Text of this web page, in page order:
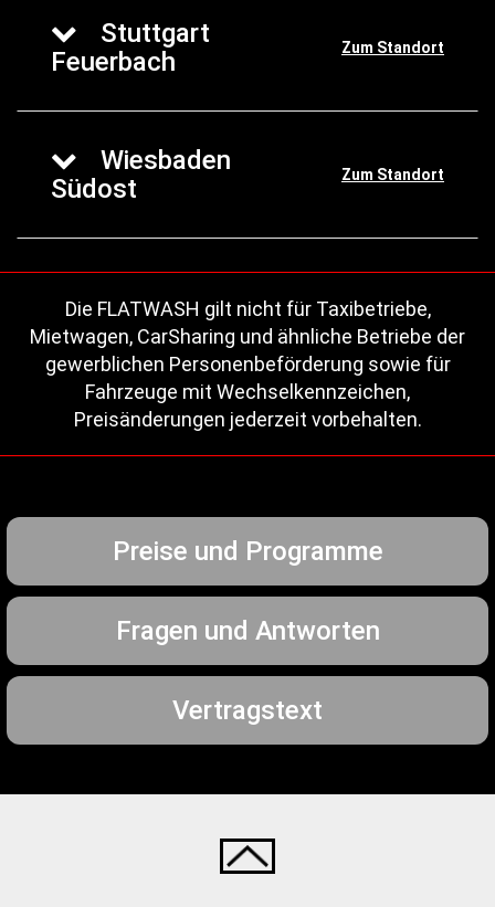
Stuttgart
Feuerbach
Zum Standort
Wiesbaden
Südost
Zum Standort
Die FLATWASH gilt nicht für Taxibetriebe,
Mietwagen, CarSharing und ähnliche Betriebe der
gewerblichen Personenbeförderung sowie für
Fahrzeuge mit Wechselkennzeichen,
Preisänderungen jederzeit vorbehalten.
Preise und Programme
Fragen und Antworten
Vertragstext